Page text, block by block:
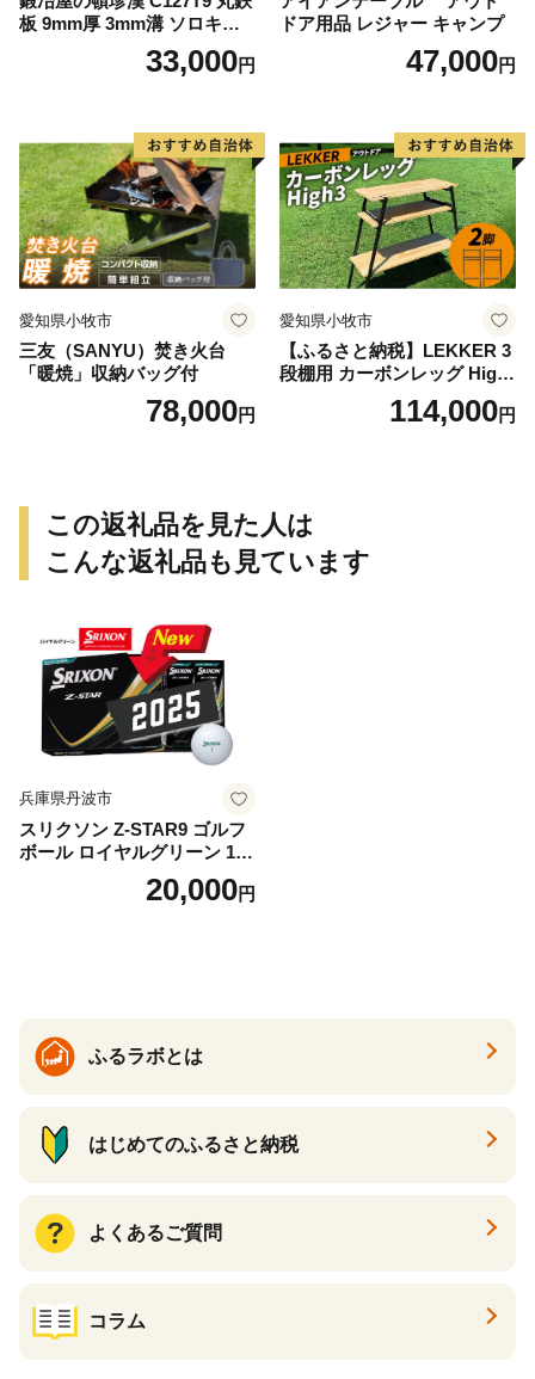
板 9mm厚 3mm溝 ソロキャ
ンプ用 専用ハンドル付き ス
ノーピーク アルミパーソナ
33,000円
ドア用品 レジャー キャンプ
47,000円
愛知県小牧市
三友（SANYU）焚き火台
「暖焼」収納バッグ付
78,000円
愛知県小牧市
【ふるさと納税】LEKKER 3
段棚用 カーボンレッグ High
3 2脚 キャンプ アウトドア ソ
ロキャン カーボン アウトド
県 小牧市 送料無料
114,000円
この返礼品を見た人は
こんな返礼品も見ています
兵庫県丹波市
スリクソン Z-STAR9 ゴルフ
ボール ロイヤルグリーン 1ダ
ース 12球 兵庫県丹波市 ふる
20,000円
ふるラボとは
はじめてのふるさと納税
よくあるご質問
コラム